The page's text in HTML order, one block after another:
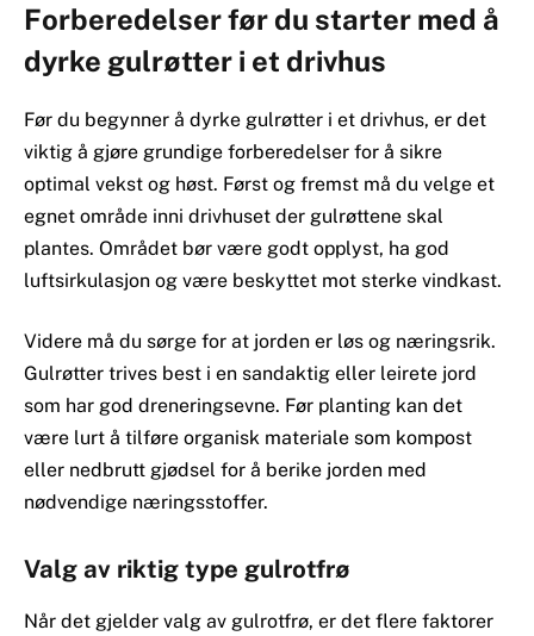
Forberedelser før du starter med å
dyrke gulrøtter i et drivhus
Før du begynner å dyrke gulrøtter i et drivhus, er det
viktig å gjøre grundige forberedelser for å sikre
optimal vekst og høst. Først og fremst må du velge et
egnet område inni drivhuset der gulrøttene skal
plantes. Området bør være godt opplyst, ha god
luftsirkulasjon og være beskyttet mot sterke vindkast.
Videre må du sørge for at jorden er løs og næringsrik.
Gulrøtter trives best i en sandaktig eller leirete jord
som har god dreneringsevne. Før planting kan det
være lurt å tilføre organisk materiale som kompost
eller nedbrutt gjødsel for å berike jorden med
nødvendige næringsstoffer.
Valg av riktig type gulrotfrø
Når det gjelder valg av gulrotfrø, er det flere faktorer